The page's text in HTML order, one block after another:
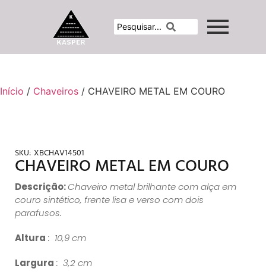
Início / Chaveiros / CHAVEIRO METAL EM COURO
SKU: XBCHAV14501
CHAVEIRO METAL EM COURO
Descrição:Chaveiro metal brilhante com alça em
couro sintético, frente lisa e verso com dois
parafusos.
Altura : 10,9 cm
Largura : 3,2 cm